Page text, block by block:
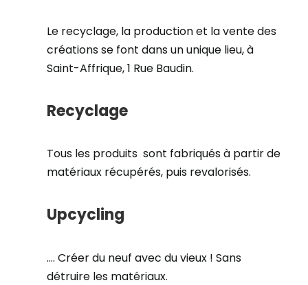
Le recyclage, la production et la vente des
créations se font dans un unique lieu, à
Saint-Affrique, 1 Rue Baudin.
Recyclage
Tous les produits sont fabriqués à partir de
matériaux récupérés, puis revalorisés.
Upcycling
…. Créer du neuf avec du vieux ! Sans
détruire les matériaux.